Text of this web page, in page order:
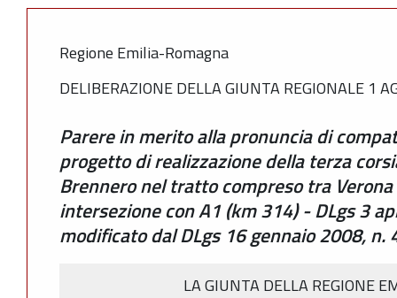
Regione Emilia-Romagna
DELIBERAZIONE DELLA GIUNTA REGIONALE 1
Parere in merito alla pronuncia di
progetto di realizzazione della terza
Brennero nel tratto compreso tra
intersezione con A1 (km 314) - DLgs 3
modificato dal DLgs 16 gennaio 2008, n.
LA GIUNTA DELLA REGIONE